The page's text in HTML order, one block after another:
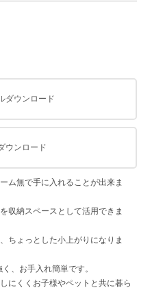
ダウンロード
ウンロード
ム無で手に入れることが出来ま
収納スペースとして活用できま
ちょっとした小上がりになりま
、お手入れ簡単です。
にくくお子様やペットと共に暮ら